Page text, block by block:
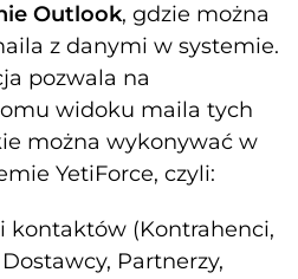
Outlook, gdzie można
z danymi w systemie.
pozwala na
widoku maila tych
można wykonywać w
YetiForce, czyli:
kontaktów (Kontrahenci,
Partnerzy,